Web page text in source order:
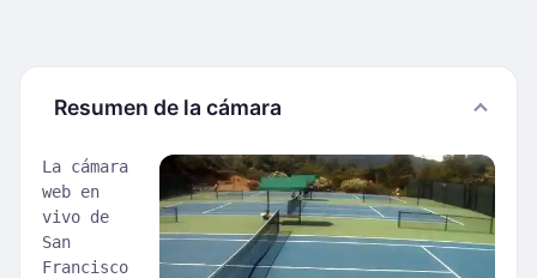
Resumen de la cámara
La cámara
web en
vivo de
San
Francisco